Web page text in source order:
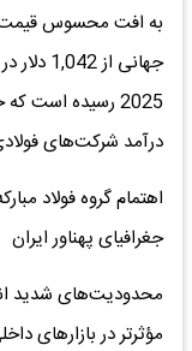
به افت محسوس
2025 رسیده
درآمد شرکت‌های
اهتمام گروه فولاد
جغرافیای پهناور ایران
محدودیت‌های شدید
مؤثرتر در بازارهای